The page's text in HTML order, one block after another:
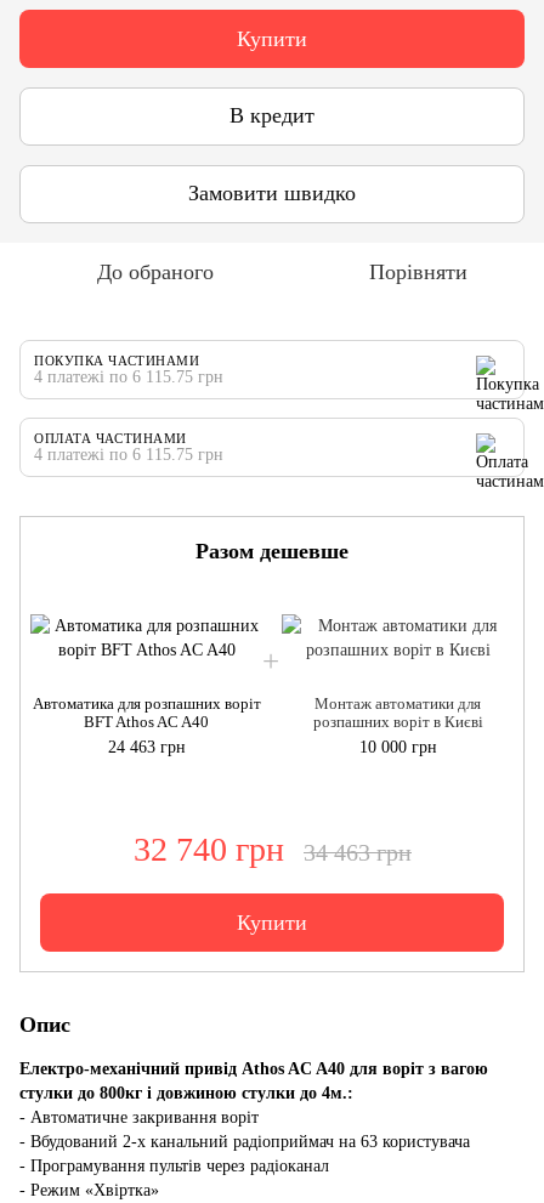
Купити
В кредит
Замовити швидко
До обраного Порівняти
ПОКУПКА ЧАСТИНАМИ
4 платежі по 6 115.75 грн
ОПЛАТА ЧАСТИНАМИ
4 платежі по 6 115.75 грн
Разом дешевше
Автоматика для розпашних воріт
BFT Athos AC A40
24 463 грн
Монтаж автоматики для
розпашних воріт в Києві
10 000 грн
32 740 грн 34 463 грн
Купити
Опис
Електро-механічний привід Athos AC A40 для воріт з вагою
стулки до 800кг і довжиною стулки до 4м.:
- Автоматичне закривання воріт
- Вбудований 2-х канальний радіоприймач на 63 користувача
- Програмування пультів через радіоканал
- Режим «Хвіртка»